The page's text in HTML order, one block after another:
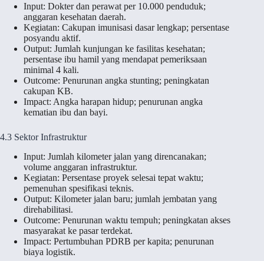
Input: Dokter dan perawat per 10.000 penduduk;
anggaran kesehatan daerah.
Kegiatan: Cakupan imunisasi dasar lengkap; persentase
posyandu aktif.
Output: Jumlah kunjungan ke fasilitas kesehatan;
persentase ibu hamil yang mendapat pemeriksaan
minimal 4 kali.
Outcome: Penurunan angka stunting; peningkatan
cakupan KB.
Impact: Angka harapan hidup; penurunan angka
kematian ibu dan bayi.
4.3 Sektor Infrastruktur
Input: Jumlah kilometer jalan yang direncanakan;
volume anggaran infrastruktur.
Kegiatan: Persentase proyek selesai tepat waktu;
pemenuhan spesifikasi teknis.
Output: Kilometer jalan baru; jumlah jembatan yang
direhabilitasi.
Outcome: Penurunan waktu tempuh; peningkatan akses
masyarakat ke pasar terdekat.
Impact: Pertumbuhan PDRB per kapita; penurunan
biaya logistik.